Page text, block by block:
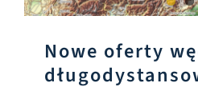
Nowe oferty